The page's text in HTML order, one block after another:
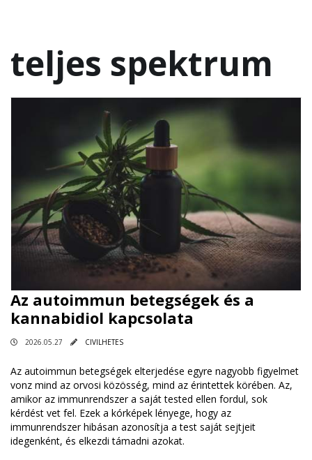
teljes spektrum
Az autoimmun betegségek és a
kannabidiol kapcsolata
2026.05.27 CIVILHETES
Az autoimmun betegségek elterjedése egyre nagyobb figyelmet
vonz mind az orvosi közösség, mind az érintettek körében. Az,
amikor az immunrendszer a saját tested ellen fordul, sok
kérdést vet fel. Ezek a kórképek lényege, hogy az
immunrendszer hibásan azonosítja a test saját sejtjeit
idegenként, és elkezdi támadni azokat.